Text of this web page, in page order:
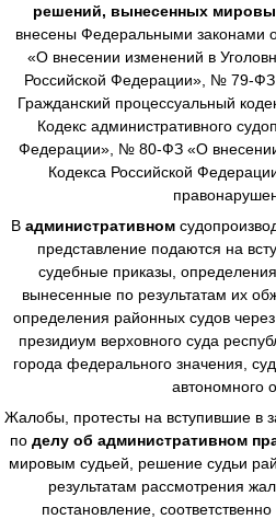
решений, вынесенных
внесены Федеральными законами
«О внесении изменений в
Российской Федерации», № 79-
Гражданский процессуальный
Кодекс административного
Федерации», № 80-ФЗ «О
Кодекса Российской
В административном
представление подаются на
судебные приказы,
вынесенные по результатам их
определения районных судов
президиум верховного суда
города федерального значения,
автономного
Жалобы, протесты на вступившие в
по делу об административном
мировым судьей, решение судьи
результатам рассмотрения
постановление,